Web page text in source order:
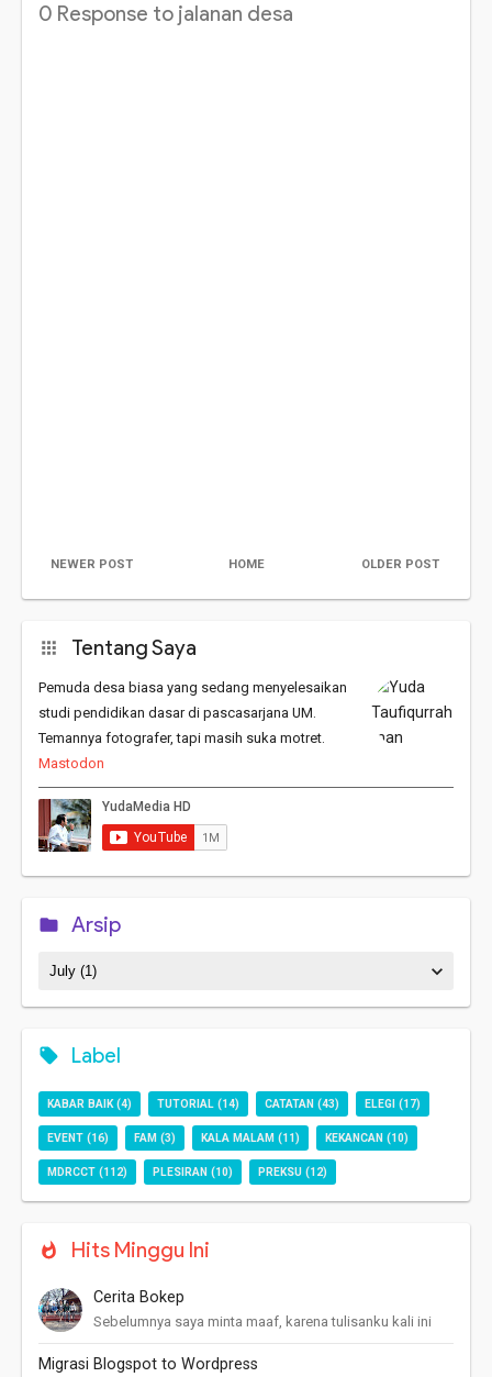
0 Response to jalanan desa
NEWER POST OLDER POST
HOME
Tentang Saya
Pemuda desa biasa yang sedang menyelesaikan
studi pendidikan dasar di pascasarjana UM.
Temannya fotografer, tapi masih suka motret.
Mastodon
Arsip
Label
KABAR BAIK (4) TUTORIAL (14) CATATAN (43) ELEGI (17)
EVENT (16) FAM (3) KALA MALAM (11) KEKANCAN (10)
MDRCCT (112) PLESIRAN (10) PREKSU (12)
Hits Minggu Ini
Cerita Bokep
Sebelumnya saya minta maaf, karena tulisanku kali ini
agak saru, tapi ini pengalaman saya mengenal dunia
maya! Pertama kali kenal internet w...
Migrasi Blogspot to Wordpress